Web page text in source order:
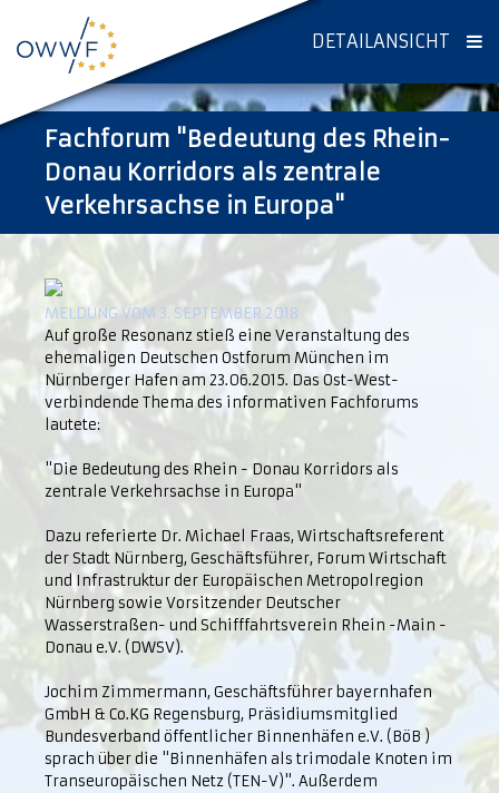
DETAILANSICHT
Fachforum "Bedeutung des Rhein-
Donau Korridors als zentrale
Verkehrsachse in Europa"
MELDUNG VOM 3. SEPTEMBER 2018
Auf große Resonanz stieß eine Veranstaltung des
ehemaligen Deutschen Ostforum München im
Nürnberger Hafen am 23.06.2015. Das Ost-West-
verbindende Thema des informativen Fachforums
lautete:
"Die Bedeutung des Rhein - Donau Korridors als
zentrale Verkehrsachse in Europa"
Dazu referierte Dr. Michael Fraas, Wirtschaftsreferent
der Stadt Nürnberg, Geschäftsführer, Forum Wirtschaft
und Infrastruktur der Europäischen Metropolregion
Nürnberg sowie Vorsitzender Deutscher
Wasserstraßen- und Schifffahrtsverein Rhein -Main -
Donau e.V. (DWSV).
Jochim Zimmermann, Geschäftsführer bayernhafen
GmbH & Co.KG Regensburg, Präsidiumsmitglied
Bundesverband öffentlicher Binnenhäfen e.V. (BöB )
sprach über die "Binnenhäfen als trimodale Knoten im
Transeuropäischen Netz (TEN-V)". Außerdem